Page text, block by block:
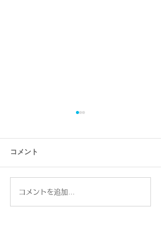
【糖尿病治療3ヶ月目】
HbA1cが5.0に！マンジャ
コメント
コメントを追加…